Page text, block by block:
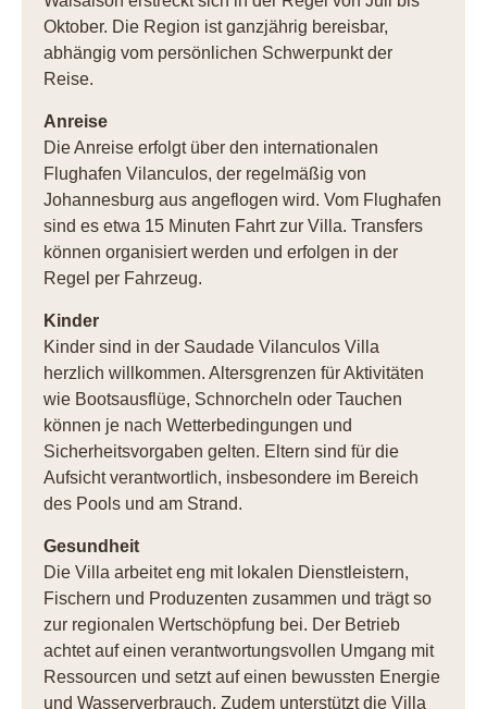
Oktober. Die Region ist ganzjährig bereisbar,
abhängig vom persönlichen Schwerpunkt der
Reise.
Anreise
Die Anreise erfolgt über den internationalen
Flughafen Vilanculos, der regelmäßig von
Johannesburg aus angeflogen wird. Vom Flughafen
sind es etwa 15 Minuten Fahrt zur Villa. Transfers
können organisiert werden und erfolgen in der
Regel per Fahrzeug.
Kinder
Kinder sind in der Saudade Vilanculos Villa
herzlich willkommen. Altersgrenzen für Aktivitäten
wie Bootsausflüge, Schnorcheln oder Tauchen
können je nach Wetterbedingungen und
Sicherheitsvorgaben gelten. Eltern sind für die
Aufsicht verantwortlich, insbesondere im Bereich
des Pools und am Strand.
Gesundheit
Die Villa arbeitet eng mit lokalen Dienstleistern,
Fischern und Produzenten zusammen und trägt so
zur regionalen Wertschöpfung bei. Der Betrieb
achtet auf einen verantwortungsvollen Umgang mit
Ressourcen und setzt auf einen bewussten Energie
und Wasserverbrauch. Zudem unterstützt die Villa